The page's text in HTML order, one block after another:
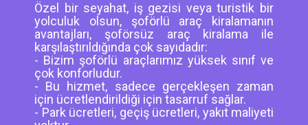
Özel bir seyahat, iş gezisi veya turistik bir
yolculuk olsun, şoförlü araç kiralamanın
avantajları, şoförsüz araç kiralama ile
karşılaştırıldığında çok sayıdadır:
- Bizim şoförlü araçlarımız yüksek sınıf ve
çok konforludur.
- Bu hizmet, sadece gerçekleşen zaman
için ücretlendirildiği için tasarruf sağlar.
- Park ücretleri, geçiş ücretleri, yakıt maliyeti